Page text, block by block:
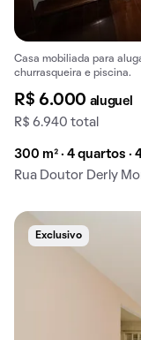
Casa mobiliada para
churrasqueira e piscina.
R$ 6.000 aluguel
R$ 6.940 total
300 m² · 4 quartos ·
Rua Doutor Derly
Exclusivo